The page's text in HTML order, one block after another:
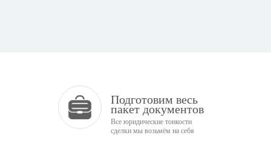
Подготовим весь
пакет документов
Все юридические тонкости
сделки мы возьмём на себя